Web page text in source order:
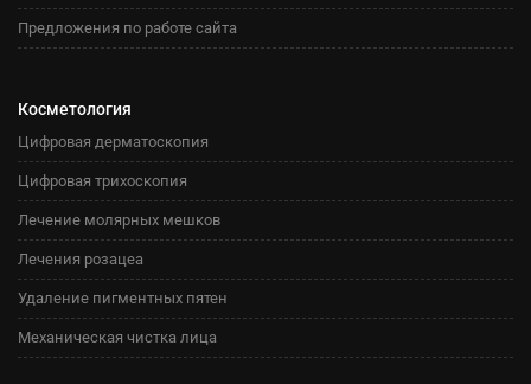
Предложения по работе сайта
Косметология
Цифровая дерматоскопия
Цифровая трихоскопия
Лечение молярных мешков
Лечения розацеа
Удаление пигментных пятен
Механическая чистка лица